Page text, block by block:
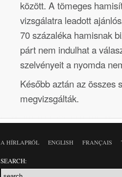
között. A tömeges
vizsgálatra leadott
70 százaléka hamisnak
párt nem indulhat a
szelvényeit a nyomda
Később aztán az összes
megvizsgálták.
A HÍRLAPRÓL ENGLISH FRANÇAIS
SEARCH: